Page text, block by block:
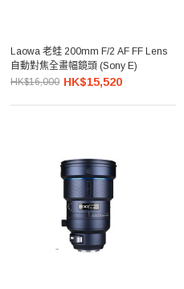
Laowa 老蛙 200mm F/2 AF FF Lens
自動對焦全畫幅鏡頭 (Sony E)
HK$16,000 HK$15,520